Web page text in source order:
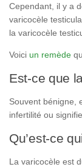
Cependant, il y a
varicocèle
la varicocèle
Voici un remède
Est-ce que
Souvent bénigne,
infertilité ou
Qu’est-ce
La varicocèle est